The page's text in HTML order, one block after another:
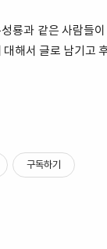
룡과 같은 사람들
대해서 글로 남기고
구독하기